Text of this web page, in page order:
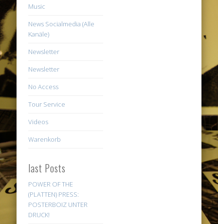
Music
News Socialmedia (Alle
Kanäle)
Newsletter
Newsletter
No Access
Tour Service
Videos
Warenkorb
last Posts
POWER OF THE
(PLATTEN) PRESS:
POSTERBOIZ UNTER
DRUCK!